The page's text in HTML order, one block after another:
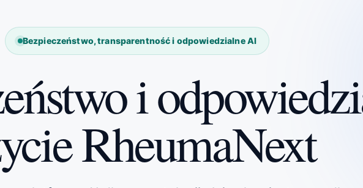
Bezpieczeństwo, transparentność i odpowiedzialne AI
i
RheumaNext